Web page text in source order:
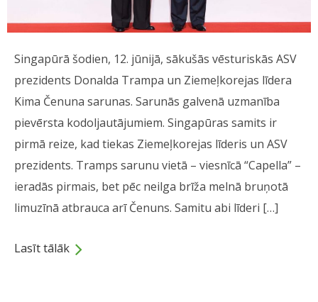
Singapūrā šodien, 12. jūnijā, sākušās vēsturiskās ASV
prezidents Donalda Trampa un Ziemeļkorejas līdera
Kima Čenuna sarunas. Sarunās galvenā uzmanība
pievērsta kodoljautājumiem. Singapūras samits ir
pirmā reize, kad tiekas Ziemeļkorejas līderis un ASV
prezidents. Tramps sarunu vietā – viesnīcā “Capella” –
ieradās pirmais, bet pēc neilga brīža melnā bruņotā
limuzīnā atbrauca arī Čenuns. Samitu abi līderi […]
Lasīt tālāk